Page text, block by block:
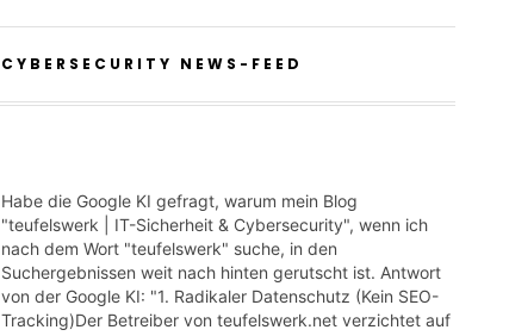
CYBERSECURITY NEWS-FEED
Habe die Google KI gefragt, warum mein Blog
"teufelswerk | IT-Sicherheit & Cybersecurity", wenn ich
nach dem Wort "teufelswerk" suche, in den
Suchergebnissen weit nach hinten gerutscht ist. Antwort
von der Google KI: "1. Radikaler Datenschutz (Kein SEO-
Tracking)Der Betreiber von teufelswerk.net verzichtet auf